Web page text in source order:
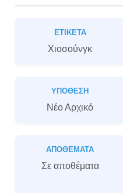
ΕΤΙΚΈΤΑ
Χιοσούνγκ
ΥΠΌΘΕΣΗ
Νέο Αρχικό
ΑΠΟΘΈΜΑΤΑ
Σε αποθέματα